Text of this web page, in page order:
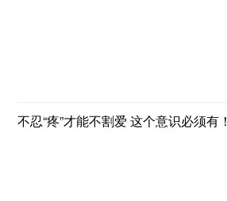
不忍“疼”才能不割爱 这个意识必须有！